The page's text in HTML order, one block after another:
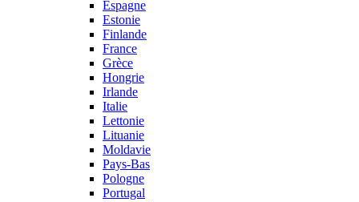
Espagne
Estonie
Finlande
France
Grèce
Hongrie
Irlande
Italie
Lettonie
Lituanie
Moldavie
Pays-Bas
Pologne
Portugal